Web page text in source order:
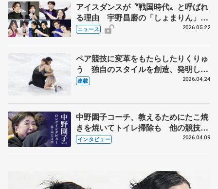
アイスダンスが〝戦国時代〟と呼ばれ
る理由 宇野昌磨の「しょまりん」ら
実力者が相次いで参戦 国内の競争激
ニュース 2026.05.22
ペア競技に変革をもたらしたりくりゅ
う 独自のスタイルを創造、発明した
【引退発表後②】
連載 2026.04.24
中野園子コーチ、教えるためにたこ焼
きを焼いてトイレ掃除も 他の競技に
も通用するという坂本花織の筋肉
インタビュー 2026.04.09